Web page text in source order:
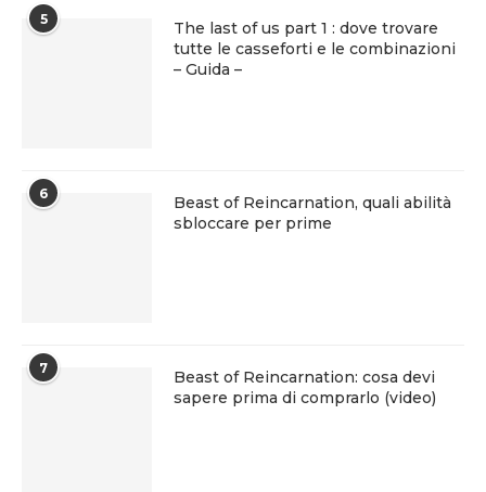
5
The last of us part 1 : dove trovare
tutte le casseforti e le combinazioni
– Guida –
6
Beast of Reincarnation, quali abilità
sbloccare per prime
7
Beast of Reincarnation: cosa devi
sapere prima di comprarlo (video)